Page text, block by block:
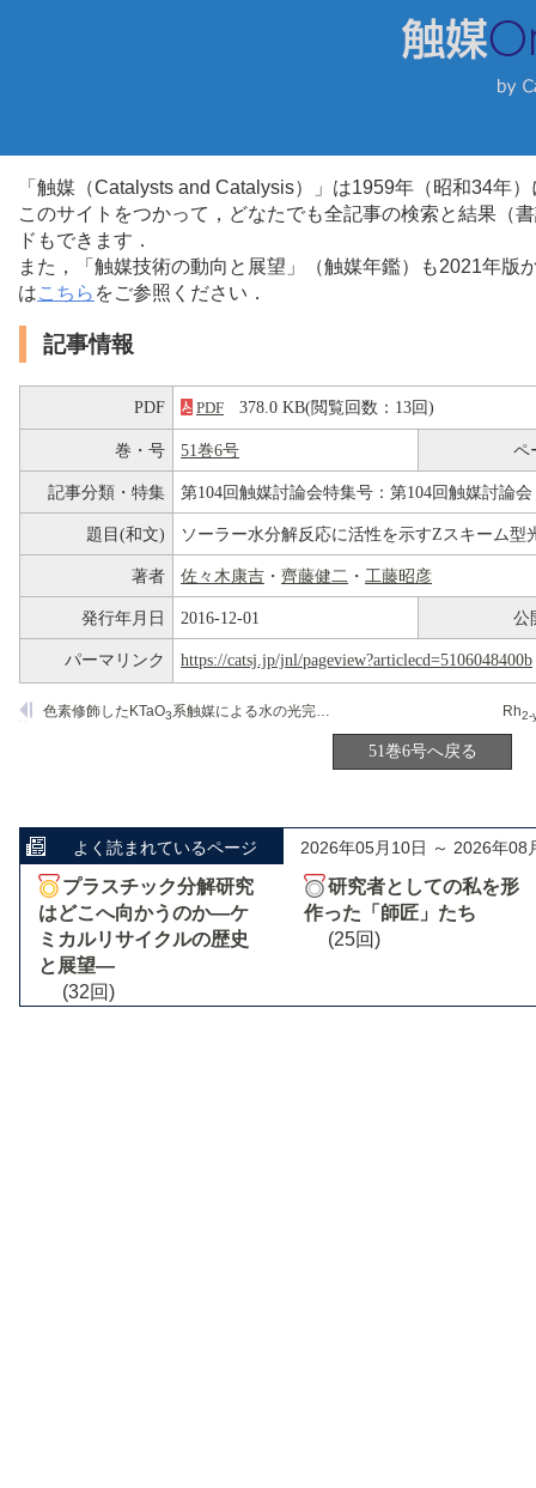
「触媒（Catalysts and Catalysis）」は1959年（昭和34年
このサイトをつかって，どなたでも全記事の検索と結果（
ドもできます．
また，「触媒技術の動向と展望」（触媒年鑑）も2021年
はこちら をご参照ください．
記事情報
PDF PDF 378.0 KB(閲覧回数：13回)
巻・号 51巻6号 ペ
記事分類・特集 第104回触媒討論会特集号：第104回触媒討論会
題目(和文) ソーラー水分解反応に活性を示すZスキーム型
著者 佐々木康吉 ・ 齊藤健二 ・ 工藤昭彦
発行年月日 2016-12-01 公
パーマリンク https://catsj.jp/jnl/pageview?articlecd=5106048400b
Rh2-
色素修飾したKTaO3系触媒による水の光完全分解における電荷分離機構
51巻6号へ戻る
よく読まれているページ 2026年05月10日 ～ 2026年08
プラスチック分解研究
はどこへ向かうのか―ケ
ミカルリサイクルの歴史
と展望―
(32回)
研究者としての私を形
作った「師匠」たち
(25回)